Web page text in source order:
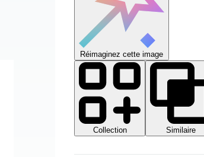
Réimaginez cette image
Collection
Similaire